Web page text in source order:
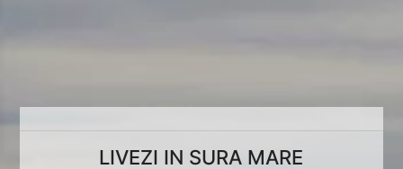
LIVEZI IN SURA MARE